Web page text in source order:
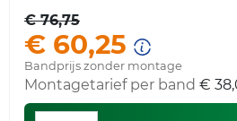
€ 76,75
€ 60,25
Bandprijs zonder montage
Montagetarief per band €